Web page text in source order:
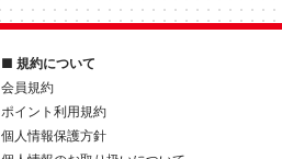
■ 規約について
会員規約
ポイント利用規約
個人情報保護方針